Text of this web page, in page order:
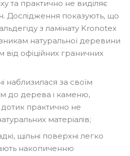
та практично не виділяє
Дослідження показують, що
з ламінату Kronotex
натуральної деревини
від офіційних граничних
наблизилася за своїм
до дерева і каменю,
практично не
матеріалів;
щільні поверхні легко
накопиченню